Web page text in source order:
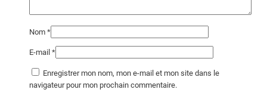
Nom *
E-mail *
Enregistrer mon nom, mon e-mail et mon site dans le
navigateur pour mon prochain commentaire.